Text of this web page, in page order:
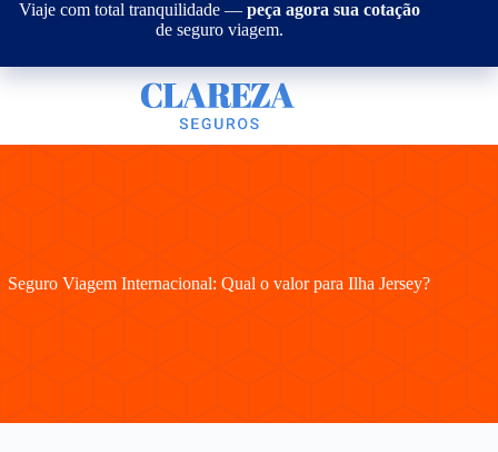
Pular
conteúdo
Viaje com total tranquilidade — peça agora sua cotação
de seguro viagem.
Seguro Viagem Internacional: Qual o valor para Ilha Jersey?